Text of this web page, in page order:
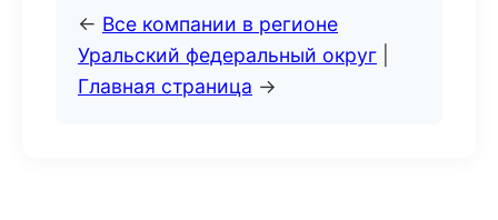
← Все компании в регионе
Уральский федеральный округ
Главная страница →